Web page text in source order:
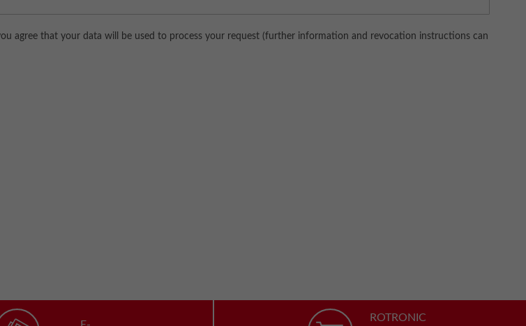
agree that your data will be used to process your request (further information and revocation instructions can
ROTRONIC